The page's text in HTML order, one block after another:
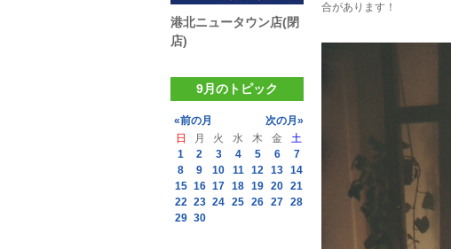
合があります！
港北ニュータウン店(閉
店)
9月のトピック
«前の月
次の月»
日
月 火 水 木 金
土
1
2 3 4 5 6
7
8
9 10 11 12 13 14
15 16 17 18 19 20 21
22 23 24 25 26 27 28
29 30